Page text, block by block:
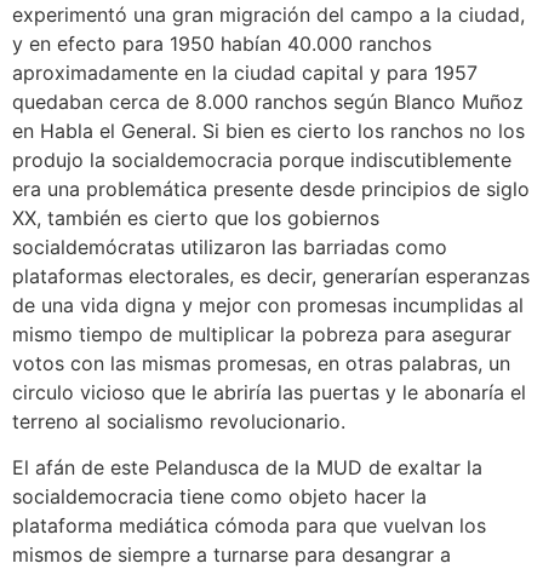
experimentó una gran migración del campo a la ciudad,
y en efecto para 1950 habían 40.000 ranchos
aproximadamente en la ciudad capital y para 1957
quedaban cerca de 8.000 ranchos según Blanco Muñoz
en Habla el General. Si bien es cierto los ranchos no los
produjo la socialdemocracia porque indiscutiblemente
era una problemática presente desde principios de siglo
XX, también es cierto que los gobiernos
socialdemócratas utilizaron las barriadas como
plataformas electorales, es decir, generarían esperanzas
de una vida digna y mejor con promesas incumplidas al
mismo tiempo de multiplicar la pobreza para asegurar
votos con las mismas promesas, en otras palabras, un
circulo vicioso que le abriría las puertas y le abonaría el
terreno al socialismo revolucionario.
El afán de este Pelandusca de la MUD de exaltar la
socialdemocracia tiene como objeto hacer la
plataforma mediática cómoda para que vuelvan los
mismos de siempre a turnarse para desangrar a